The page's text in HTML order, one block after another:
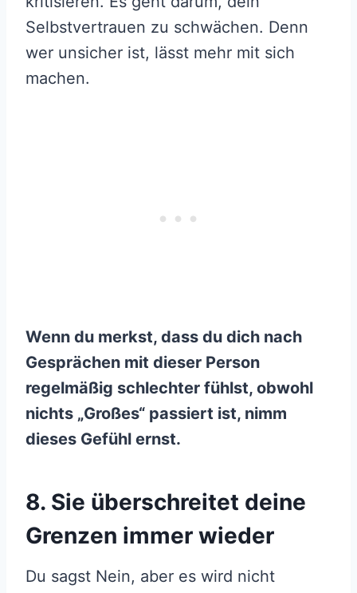
Selbstvertrauen zu schwächen. Denn
wer unsicher ist, lässt mehr mit sich
machen.
Wenn du merkst, dass du dich nach
Gesprächen mit dieser Person
regelmäßig schlechter fühlst, obwohl
nichts „Großes“ passiert ist, nimm
dieses Gefühl ernst.
8. Sie überschreitet deine
Grenzen immer wieder
Du sagst Nein, aber es wird nicht